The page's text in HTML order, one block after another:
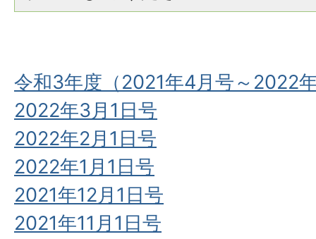
令和3年度（2021年4月号～2022
2022年3月1日号
2022年2月1日号
2022年1月1日号
2021年12月1日号
2021年11月1日号